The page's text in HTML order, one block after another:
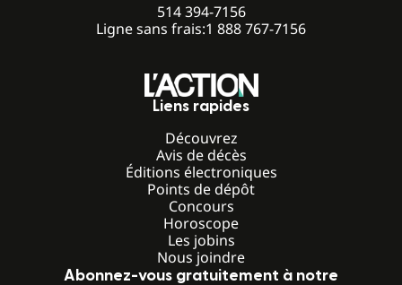
514 394-7156
Ligne sans frais:1 888 767-7156
Liens rapides
Découvrez
Avis de décès
Éditions électroniques
Points de dépôt
Concours
Horoscope
Les jobins
Nous joindre
Abonnez-vous gratuitement à notre